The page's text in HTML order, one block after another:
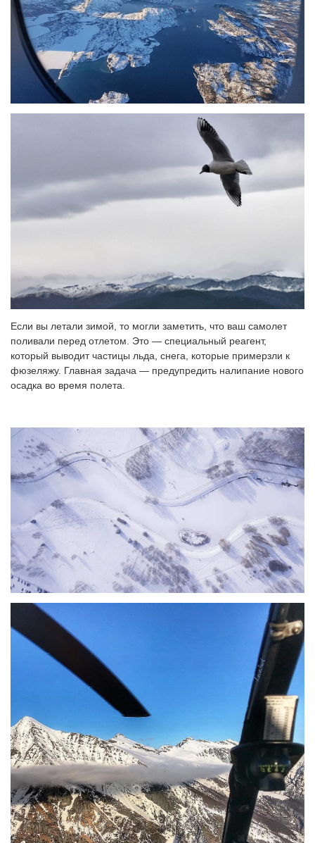
Если вы летали зимой, то могли заметить, что ваш самолет
поливали перед отлетом. Это — специальный реагент,
который выводит частицы льда, снега, которые примерзли к
фюзеляжу. Главная задача — предупредить налипание нового
осадка во время полета.